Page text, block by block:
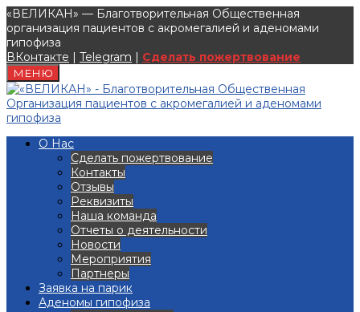
«ВЕЛИКАН» — Благотворительная Общественная
организация пациентов с акромегалией и аденомами
гипофиза
ВКонтакте | Telegram | Сделать пожертвование
МЕНЮ
О Нас
Сделать пожертвование
Контакты
Отзывы
Реквизиты
Наша команда
Отчеты о деятельности
Новости
Мероприятия
Партнеры
Заявка на парик
Аденомы гипофиза